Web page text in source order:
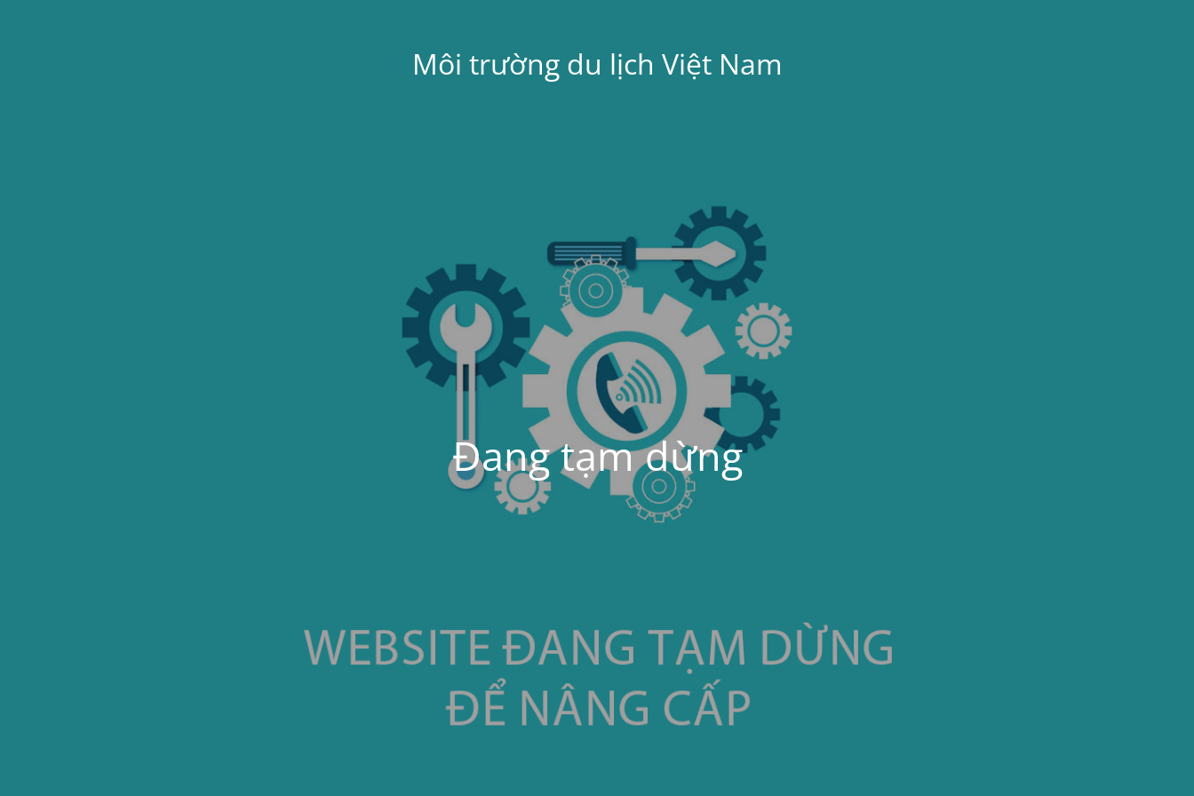
Môi trường du lịch Việt Nam
Đang tạm dừng